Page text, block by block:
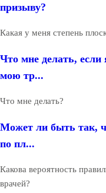
призыву?
Какая у меня степень
Что мне делать,
мою тр...
Что мне делать?
Может ли быть так,
по пл...
Какова вероятность
врачей?